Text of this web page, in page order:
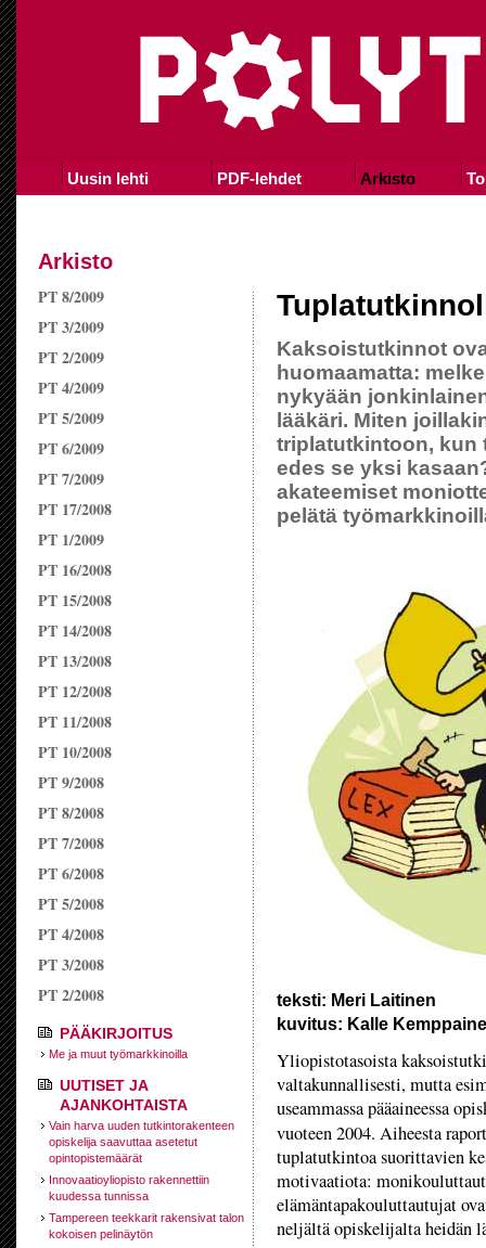
Uusin lehti PDF-lehdet Arkisto
Arkisto
PT 8/2009
PT 3/2009
PT 2/2009
PT 4/2009
PT 5/2009
PT 6/2009
PT 7/2009
PT 17/2008
PT 1/2009
PT 16/2008
PT 15/2008
PT 14/2008
PT 13/2008
PT 12/2008
PT 11/2008
PT 10/2008
PT 9/2008
PT 8/2008
PT 7/2008
PT 6/2008
PT 5/2008
PT 4/2008
PT 3/2008
PT 2/2008
PÄÄKIRJOITUS
Me ja muut työmarkkinoilla
UUTISET JA
AJANKOHTAISTA
Vain harva uuden tutkintorakenteen
opiskelija saavuttaa asetetut
opintopistemäärät
Innovaatioyliopisto rakennettiin
kuudessa tunnissa
Tampereen teekkarit rakensivat talon
kokoisen pelinäytön
Kaksoistutkinnot
huomaamatta:
nykyään
lääkäri. Miten
triplatutkintoon, kun
edes se yksi
akateemiset
pelätä
teksti: Meri Laitinen
kuvitus: Kalle
Yliopistotasoista
valtakunnallisesti, mutta
useammassa pääaineessa
vuoteen 2004. Aiheesta
tuplatutkintoa suorittavien
motivaatiota:
elämäntapakouluttautujat
neljältä opiskelijalta heidän